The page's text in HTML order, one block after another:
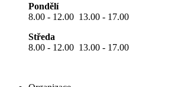
Pondělí
8.00 - 12.00 13.00 - 17.00
Středa
8.00 - 12.00 13.00 - 17.00